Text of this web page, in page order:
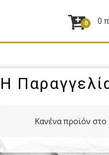
0 0
Η
Κανένα προϊόν στο